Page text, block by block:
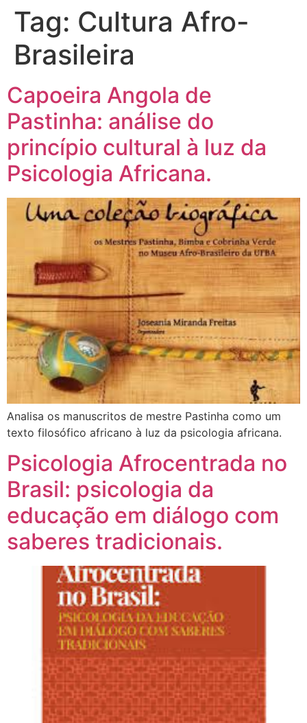
Tag: Cultura Afro-
Brasileira
Capoeira Angola de
Pastinha: análise do
princípio cultural à luz da
Psicologia Africana.
Analisa os manuscritos de mestre Pastinha como um
texto filosófico africano à luz da psicologia africana.
Psicologia Afrocentrada no
Brasil: psicologia da
educação em diálogo com
saberes tradicionais.